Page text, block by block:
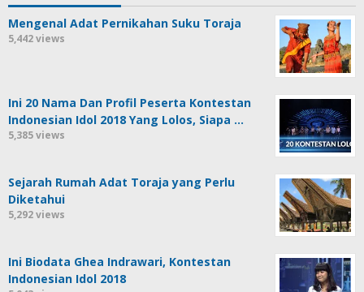
Mengenal Adat Pernikahan Suku Toraja
5,442 views
Ini 20 Nama Dan Profil Peserta Kontestan
Indonesian Idol 2018 Yang Lolos, Siapa …
5,385 views
Sejarah Rumah Adat Toraja yang Perlu
Diketahui
5,292 views
Ini Biodata Ghea Indrawari, Kontestan
Indonesian Idol 2018